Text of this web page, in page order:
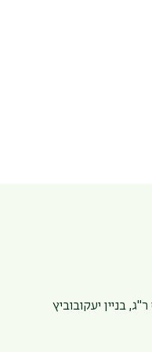
בניין יעקובוביץ